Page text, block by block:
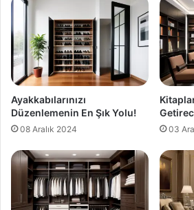
Ayakkabılarınızı
Düzenlemenin En Şık Yolu!
08 Aralık 2024 03